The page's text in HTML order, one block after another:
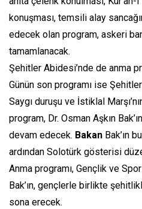
konuşması, temsili alay
edecek olan program, askeri
tamamlanacak.
Şehitler Abidesi’nde de anma
Günün son programı ise
Saygı duruşu ve İstiklal
program, Dr. Osman Aşkın
devam edecek. Bakan Bak’ın
ardından Solotürk gösterisi
Anma programı, Gençlik ve Spor
Bak’ın, gençlerle birlikte
sona erecek.